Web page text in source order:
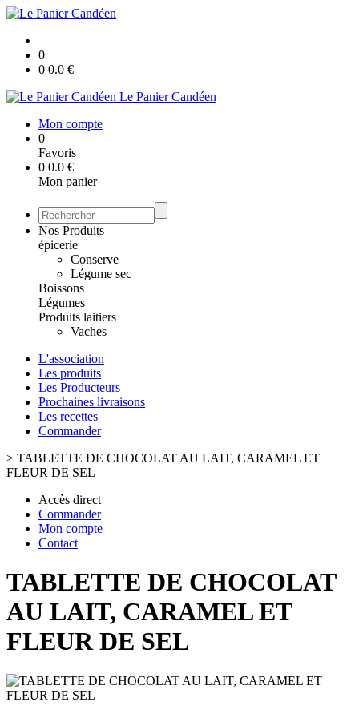
0
0 0.0 €
Le Panier Candéen
Mon compte
0
Favoris
0 0.0 €
Mon panier
Nos Produits
épicerie
Conserve
Légume sec
Boissons
Légumes
Produits laitiers
Vaches
L'association
Les produits
Les Producteurs
Prochaines livraisons
Les recettes
Commander
> TABLETTE DE CHOCOLAT AU LAIT, CARAMEL ET
FLEUR DE SEL
Accès direct
Commander
Mon compte
Contact
TABLETTE DE CHOCOLAT
AU LAIT, CARAMEL ET
FLEUR DE SEL